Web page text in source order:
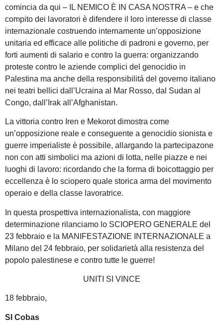
comincia da qui – IL NEMICO È IN CASA NOSTRA – e che
compito dei lavoratori è difendere il loro interesse di classe
internazionale costruendo internamente un’opposizione
unitaria ed efficace alle politiche di padroni e governo, per
forti aumenti di salario e contro la guerra: organizzando
proteste contro le aziende complici del genocidio in
Palestina ma anche della responsibilitá del governo italiano
nei teatri bellici dall’Ucraina al Mar Rosso, dal Sudan al
Congo, dall’Irak all’Afghanistan.
La vittoria contro Iren e Mekorot dimostra come
un’opposizione reale e conseguente a genocidio sionista e
guerre imperialiste è possibile, allargando la partecipazone
non con atti simbolici ma azioni di lotta, nelle piazze e nei
luoghi di lavoro: ricordando che la forma di boicottaggio per
eccellenza è lo sciopero quale storica arma del movimento
operaio e della classe lavoratrice.
In questa prospettiva internazionalista, con maggiore
determinazione rilanciamo lo SCIOPERO GENERALE del
23 febbraio e la MANIFESTAZIONE INTERNAZIONALE a
Milano del 24 febbraio, per solidarietà alla resistenza del
popolo palestinese e contro tutte le guerre!
UNITI SI VINCE
18 febbraio,
SI Cobas